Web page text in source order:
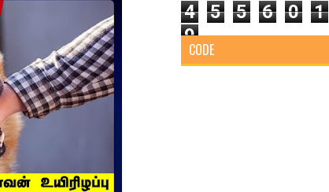
4 5 5 6 0
1
9
CODE